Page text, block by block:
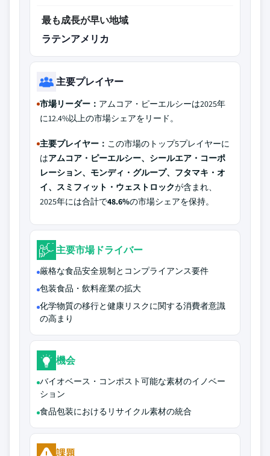
最も成長が早い地域
ラテンアメリカ
主要プレイヤー
市場リーダー： アムコア・ピーエルシーは2025年
に12.4%以上の市場シェアをリード。
主要プレイヤー： この市場のトップ5プレイヤーに
はアムコア・ピーエルシー、シールエア・コーポ
レーション、モンディ・グループ、フタマキ・オ
イ、スミフィット・ウェストロックが含まれ、
2025年には合計で48.6%の市場シェアを保持。
主要市場ドライバー
厳格な食品安全規制とコンプライアンス要件
包装食品・飲料産業の拡大
化学物質の移行と健康リスクに関する消費者意識
の高まり
機会
バイオベース・コンポスト可能な素材のイノベー
ション
食品包装におけるリサイクル素材の統合
課題